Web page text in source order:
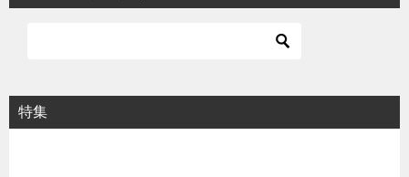
特集